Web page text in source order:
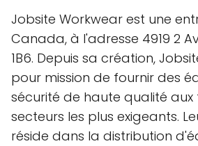
Jobsite Workwear est une
Canada, à l'adresse 4919 2
1B6. Depuis sa création,
pour mission de fournir des
sécurité de haute qualité aux
secteurs les plus exigeants.
réside dans la distribution